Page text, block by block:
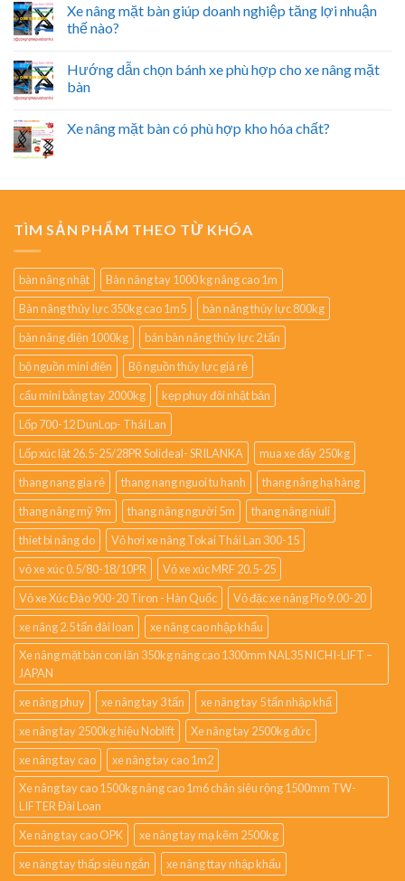
Xe nâng mặt bàn giúp doanh nghiệp tăng lợi nhuận
thế nào?
Hướng dẫn chọn bánh xe phù hợp cho xe nâng mặt
bàn
Xe nâng mặt bàn có phù hợp kho hóa chất?
TÌM SẢN PHẨM THEO TỪ KHÓA
bàn nâng nhật
Bàn nâng tay 1000 kg nâng cao 1m
Bàn nâng thủy lực 350kg cao 1m5
bàn nâng thủy lực 800kg
bàn nâng điện 1000kg
bán bàn nâng thủy lực 2 tấn
bộ nguồn mini điện
Bộ nguồn thủy lực giá rẻ
cẩu mini bằng tay 2000kg
kẹp phuy đôi nhật bản
Lốp 700-12 DunLop- Thái Lan
Lốp xúc lật 26.5-25/28PR Solideal- SRILANKA
mua xe đẩy 250kg
thang nang gia rẻ
thang nang nguoi tu hanh
thang nâng hạ hàng
thang nâng mỹ 9m
thang nâng người 5m
thang nâng niuli
thiet bi nâng do
Vỏ hơi xe nâng Tokai Thái Lan 300-15
vỏ xe xúc 0.5/80-18/10PR
Vỏ xe xúc MRF 20.5-25
Vỏ xe Xúc Đào 900-20 Tiron - Hàn Quốc
Vỏ đặc xe nâng Pio 9.00-20
xe nâng 2.5 tấn đài loan
xe nâng cao nhập khẩu
Xe nâng mặt bàn con lăn 350kg nâng cao 1300mm NAL35 NICHI-LIFT –
JAPAN
xe nâng phuy
xe nâng tay 3 tấn
xe nâng tay 5 tấn nhập khẩ
xe nâng tay 2500kg hiệu Noblift
Xe nâng tay 2500kg đức
xe nâng tay cao
xe nâng tay cao 1m2
Xe nâng tay cao 1500kg nâng cao 1m6 chân siêu rộng 1500mm TW-
LIFTER Đài Loan
Xe nâng tay cao OPK
xe nâng tay mạ kẽm 2500kg
xe nâng tay thấp siêu ngắn
xe nâng ttay nhập khẩu